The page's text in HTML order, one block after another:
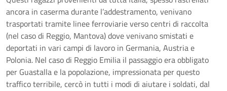
ancora in caserma durante l’addestramento, venivano
trasportati tramite linee ferroviarie verso centri di raccolta
(nel caso di Reggio, Mantova) dove venivano smistati e
deportati in vari campi di lavoro in Germania, Austria e
Polonia. Nel caso di Reggio Emilia il passaggio era obbligato
per Guastalla e la popolazione, impressionata per questo
traffico terribile, cercò in tutti i modi di aiutare i soldati, dal